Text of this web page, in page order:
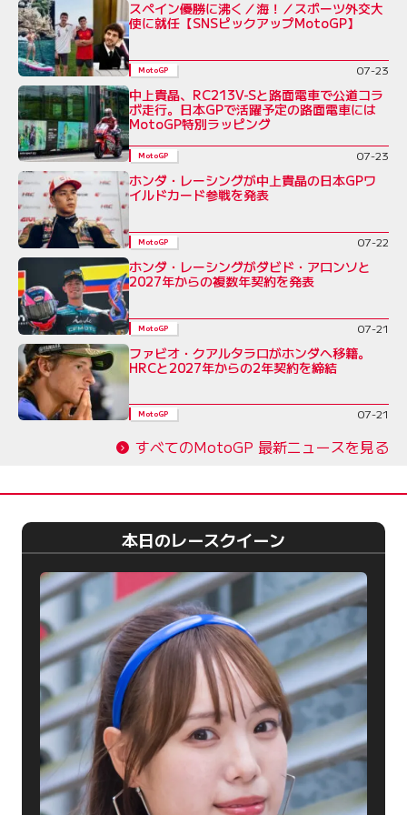
スペイン優勝に沸く／海！／スポーツ外交大
使に就任【SNSピックアップMotoGP】
MotoGP 07-23
中上貴晶、RC213V-Sと路面電車で公道コラ
ボ走行。日本GPで活躍予定の路面電車には
MotoGP特別ラッピング
MotoGP 07-23
ホンダ・レーシングが中上貴晶の日本GPワ
イルドカード参戦を発表
MotoGP 07-22
ホンダ・レーシングがダビド・アロンソと
2027年からの複数年契約を発表
MotoGP 07-21
ファビオ・クアルタラロがホンダへ移籍。
HRCと2027年からの2年契約を締結
MotoGP 07-21
すべてのMotoGP 最新ニュースを見る
本日のレースクイーン